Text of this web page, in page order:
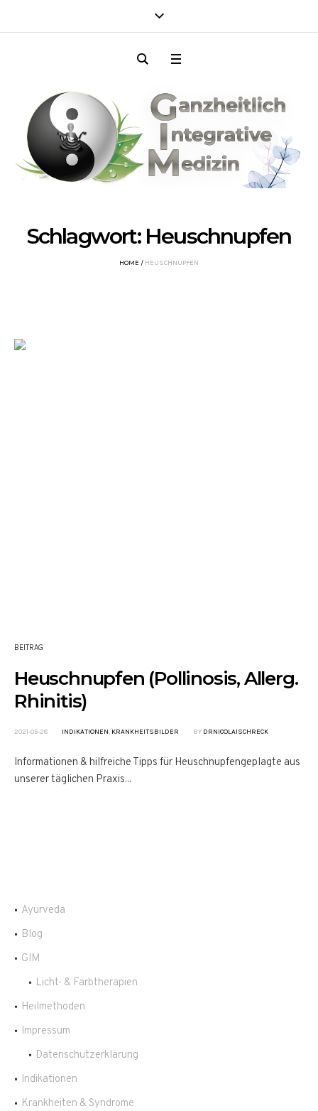
Schlagwort: Heuschnupfen
HOME / HEUSCHNUPFEN
BEITRAG
Heuschnupfen (Pollinosis, Allerg.
Rhinitis)
2021-05-28 INDIKATIONEN, KRANKHEITSBILDER BY DRNICOLAISCHRECK
Informationen & hilfreiche Tipps für Heuschnupfengeplagte aus
unserer täglichen Praxis...
Ayurveda
Blog
GIM
Licht- & Farbtherapien
Heilmethoden
Impressum
Datenschutzerklärung
Indikationen
Krankheiten & Syndrome